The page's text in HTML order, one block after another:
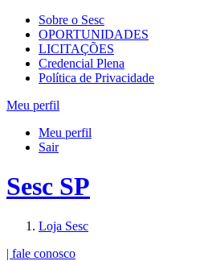
Sobre o Sesc
OPORTUNIDADES
LICITAÇÕES
Credencial Plena
Política de Privacidade
Meu perfil
Meu perfil
Sair
Sesc SP
Loja Sesc
| fale conosco